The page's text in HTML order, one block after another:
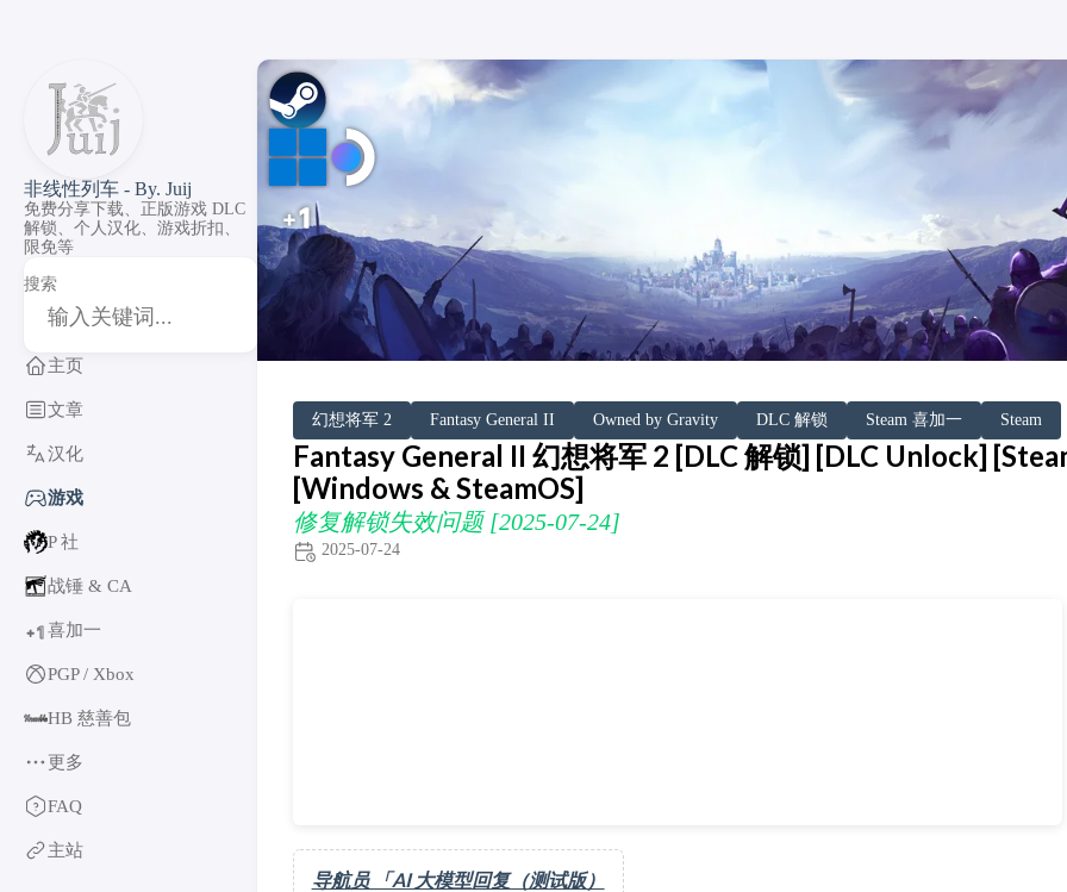
非线性列车 - By. Juij
免费分享下载、正版游戏 DLC
解锁、个人汉化、游戏折扣、
限免等
搜索
主页
文章
汉化
游戏
P 社
战锤 & CA
+1喜加一
PGP / Xbox
HB 慈善包
更多
FAQ
主站
幻想将军 2 Fantasy General II Owned by Gravity DLC 解锁
DLC Unlock
DLC 补丁
DLC Patch Steam 喜加一 Steam
Windows
SteamOS
Fantasy General II 幻想将军 2 [DLC 解锁] [DLC Unlock]
[Windows & SteamOS]
修复解锁失效问题 [2025-07-24]
2025-07-24
导航员 「AI 大模型回复（测试版）